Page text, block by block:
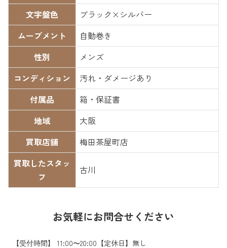
文字盤色
ブラック×シルバー
ムーブメント
自動巻き
性別
メンズ
コンディション
汚れ・ダメージあり
付属品
箱・保証書
地域
大阪
買取店舗
梅田茶屋町店
買取したスタッ
フ
古川
お気軽にお問合せください
【受付時間】 11:00〜20:00【定休日】無し